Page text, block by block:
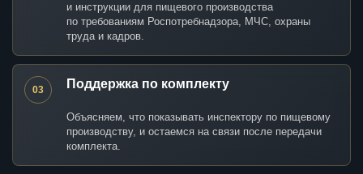
и инструкции для пищевого производства
по требованиям Роспотребнадзора, МЧС, охраны
труда и кадров.
03 Поддержка по комплекту
Объясняем, что показывать инспектору по пищевому
производству, и остаемся на связи после передачи
комплекта.